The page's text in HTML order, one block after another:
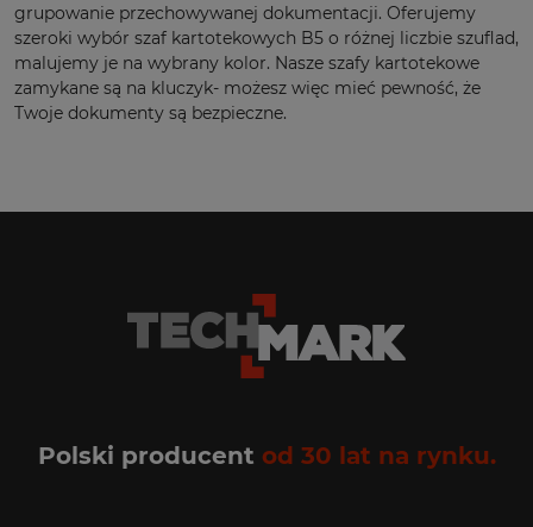
grupowanie przechowywanej dokumentacji. Oferujemy
szeroki wybór szaf kartotekowych B5 o różnej liczbie szuflad,
malujemy je na wybrany kolor. Nasze szafy kartotekowe
zamykane są na kluczyk- możesz więc mieć pewność, że
Twoje dokumenty są bezpieczne.
Polski producent od 30 lat na rynku.